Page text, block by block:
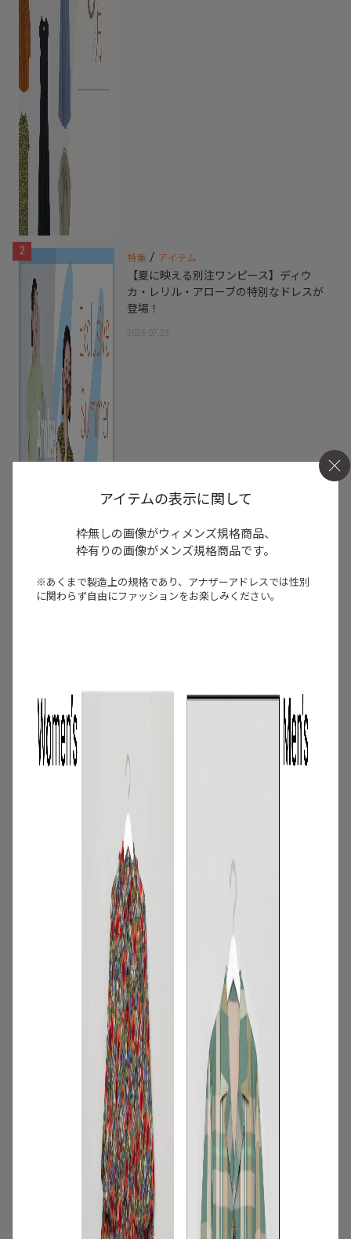
2 特集 / アイテム
【夏に映える別注ワンピース】ディウ
カ・レリル・アローブの特別なドレスが
登場！
2026.07.23
コーディネート アイテム
【甘シャツ・ブラウス100選】大人可愛い
夏コーデにおすすめ！映えトップスを厳
選
2026.07.16
アイテムの表示に関して
枠無しの画像がウィメンズ規格商品、
枠有りの画像がメンズ規格商品です。
※あくまで製造上の規格であり、アナザーアドレスでは性別
に関わらず自由にファッションをお楽しみください。